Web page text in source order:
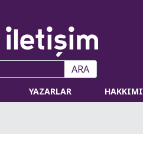
ARA
YAZARLAR